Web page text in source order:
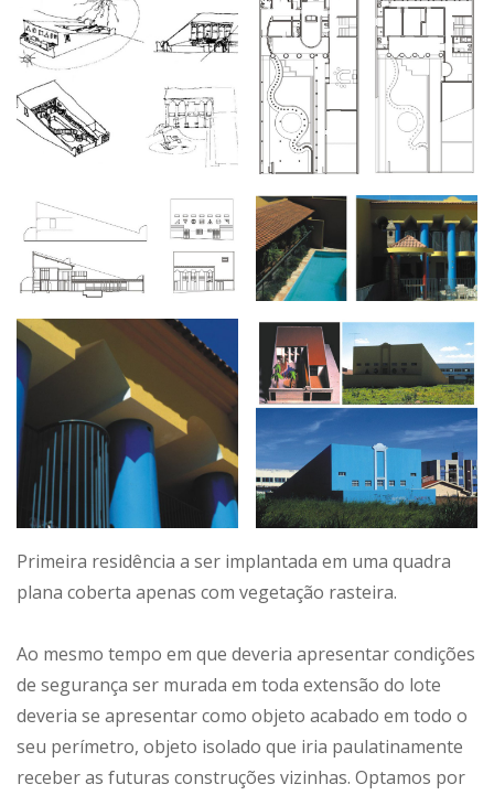
Primeira residência a ser implantada em uma quadra
plana coberta apenas com vegetação rasteira.
Ao mesmo tempo em que deveria apresentar condições
de segurança ser murada em toda extensão do lote
deveria se apresentar como objeto acabado em todo o
seu perímetro, objeto isolado que iria paulatinamente
receber as futuras construções vizinhas. Optamos por